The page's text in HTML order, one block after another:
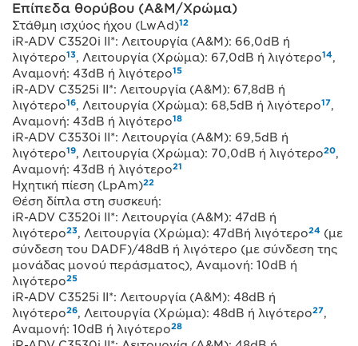
Επίπεδα θορύβου (Α&Μ/Χρώμα)
Στάθμη ισχύος ήχου (LwAd)12
iR-ADV C3520i II*: Λειτουργία (Α&Μ): 66,0dB ή
λιγότερο13, Λειτουργία (Χρώμα): 67,0dB ή λιγότερο14,
Αναμονή: 43dB ή λιγότερο15
iR-ADV C3525i II*: Λειτουργία (Α&Μ): 67,8dB ή
λιγότερο16, Λειτουργία (Χρώμα): 68,5dB ή λιγότερο17,
Αναμονή: 43dB ή λιγότερο18
iR-ADV C3530i II*: Λειτουργία (Α&Μ): 69,5dB ή
λιγότερο19, Λειτουργία (Χρώμα): 70,0dB ή λιγότερο20,
Αναμονή: 43dB ή λιγότερο21
Ηχητική πίεση (LpAm)22
Θέση δίπλα στη συσκευή:
iR-ADV C3520i II*: Λειτουργία (Α&Μ): 47dB ή
λιγότερο23, Λειτουργία (Χρώμα): 47dBή λιγότερο24 (με
σύνδεση του DADF)/48dB ή λιγότερο (με σύνδεση της
μονάδας μονού περάσματος), Αναμονή: 10dB ή
λιγότερο25
iR-ADV C3525i II*: Λειτουργία (Α&Μ): 48dB ή
λιγότερο26, Λειτουργία (Χρώμα): 48dB ή λιγότερο27,
Αναμονή: 10dB ή λιγότερο28